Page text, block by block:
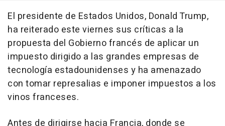
El presidente de Estados Unidos, Donald Trump,
ha reiterado este viernes sus críticas a la
propuesta del Gobierno francés de aplicar un
impuesto dirigido a las grandes empresas de
tecnología estadounidenses y ha amenazado
con tomar represalias e imponer impuestos a los
vinos franceses.
Antes de dirigirse hacia Francia, donde se